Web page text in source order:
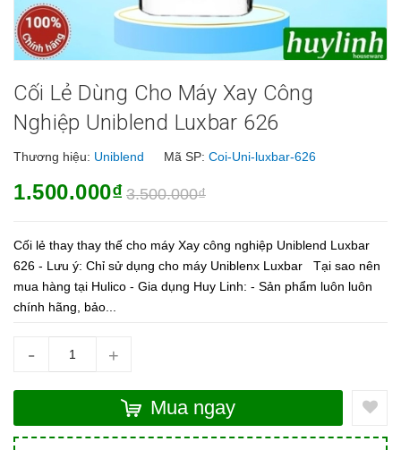
Cối Lẻ Dùng Cho Máy Xay Công
Nghiệp Uniblend Luxbar 626
Thương hiệu: Uniblend Mã SP: Coi-Uni-luxbar-626
1.500.000₫ 3.500.000₫
Cối lẻ thay thay thế cho máy Xay công nghiệp Uniblend Luxbar
626 - Lưu ý: Chỉ sử dụng cho máy Uniblenx Luxbar Tại sao nên
mua hàng tại Hulico - Gia dụng Huy Linh: - Sản phẩm luôn luôn
chính hãng, bảo...
- +
Mua ngay